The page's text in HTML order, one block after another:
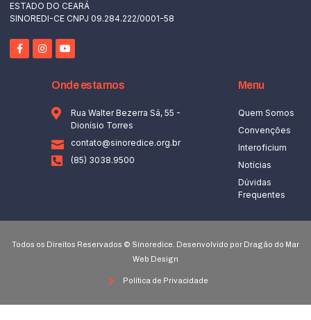
ESTADO DO CEARÁ
SINOREDI-CE CNPJ 09.284.222/0001-58
Onde estamos
Rua Walter Bezerra Sá, 55 -
Dionísio Torres
contato@sinoredice.org.br
(85) 3038.9500
Menu
Quem Somos
Convenções
Interoficium
Notícias
Dúvidas
Frequentes
Todos os Direitos Reservados © Sinoredice. Desenvolvido por Dragão do Mar
Web Design
Política de Privacidade